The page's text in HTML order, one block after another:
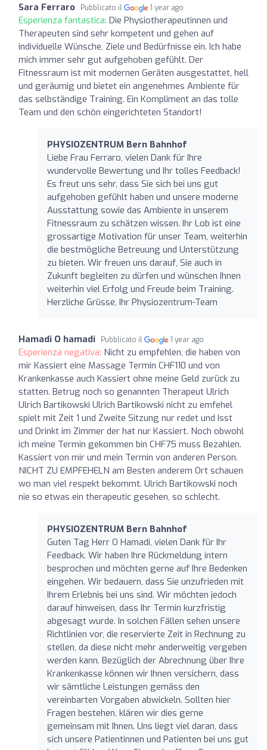
Sara Ferraro Pubblicato il 1 year ago
Esperienza fantastica: Die Physiotherapeutinnen und
Therapeuten sind sehr kompetent und gehen auf
individuelle Wünsche, Ziele und Bedürfnisse ein. Ich habe
mich immer sehr gut aufgehoben gefühlt. Der
Fitnessraum ist mit modernen Geräten ausgestattet, hell
und geräumig und bietet ein angenehmes Ambiente für
das selbständige Training. Ein Kompliment an das tolle
Team und den schön eingerichteten Standort!
PHYSIOZENTRUM Bern Bahnhof
Liebe Frau Ferraro, vielen Dank für Ihre
wundervolle Bewertung und Ihr tolles Feedback!
Es freut uns sehr, dass Sie sich bei uns gut
aufgehoben gefühlt haben und unsere moderne
Ausstattung sowie das Ambiente in unserem
Fitnessraum zu schätzen wissen. Ihr Lob ist eine
grossartige Motivation für unser Team, weiterhin
die bestmögliche Betreuung und Unterstützung
zu bieten. Wir freuen uns darauf, Sie auch in
Zukunft begleiten zu dürfen und wünschen Ihnen
weiterhin viel Erfolg und Freude beim Training.
Herzliche Grüsse, Ihr Physiozentrum-Team
Hamadi O hamadi Pubblicato il 1 year ago
Esperienza negativa: Nicht zu empfehlen, die haben von
mir Kassiert eine Massage Termin CHF110 und von
Krankenkasse auch Kassiert ohne meine Geld zurück zu
statten. Betrug noch so genannten Therapeut Ulrich
Ulrich Bartikowski Ulrich Bartikowski nicht zu emfehel
spielt mit Zeit 1 und Zweite Sitzung nur redet und Isst
und Drinkt im Zimmer der hat nur Kassiert. Noch obwohl
ich meine Termin gekommen bin CHF75 muss Bezahlen.
Kassiert von mir und mein Termin von anderen Person.
NICHT ZU EMPFEHELN am Besten anderem Ort schauen
wo man viel respekt bekommt. Ulrich Bartikowski noch
nie so etwas ein therapeutic gesehen, so schlecht.
PHYSIOZENTRUM Bern Bahnhof
Guten Tag Herr O Hamadi, vielen Dank für Ihr
Feedback. Wir haben Ihre Rückmeldung intern
besprochen und möchten gerne auf Ihre Bedenken
eingehen. Wir bedauern, dass Sie unzufrieden mit
Ihrem Erlebnis bei uns sind. Wir möchten jedoch
darauf hinweisen, dass Ihr Termin kurzfristig
abgesagt wurde. In solchen Fällen sehen unsere
Richtlinien vor, die reservierte Zeit in Rechnung zu
stellen, da diese nicht mehr anderweitig vergeben
werden kann. Bezüglich der Abrechnung über Ihre
Krankenkasse können wir Ihnen versichern, dass
wir sämtliche Leistungen gemäss den
vereinbarten Vorgaben abwickeln. Sollten hier
Fragen bestehen, klären wir dies gerne
gemeinsam mit Ihnen. Uns liegt viel daran, dass
sich unsere Patientinnen und Patienten bei uns gut